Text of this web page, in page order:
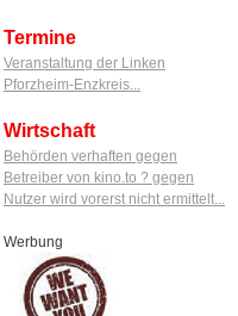
Termine
Veranstaltung der Linken
Pforzheim-Enzkreis...
Wirtschaft
Behörden verhaften gegen
Betreiber von kino.to ? gegen
Nutzer wird vorerst nicht ermittelt...
Werbung